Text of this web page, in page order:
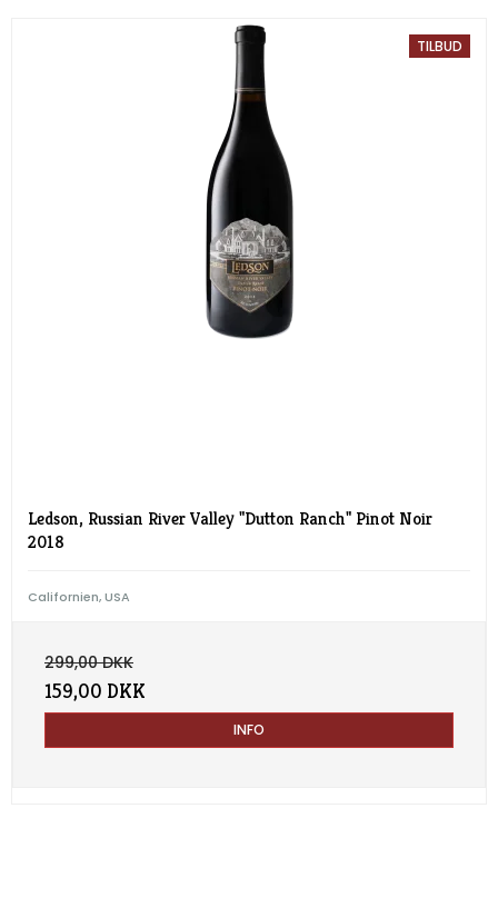
TILBUD
Ledson, Russian River Valley "Dutton Ranch" Pinot Noir
2018
Californien, USA
299,00 DKK
159,00 DKK
INFO